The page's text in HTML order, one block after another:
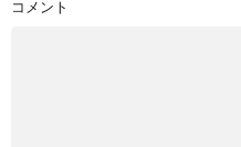
コメント